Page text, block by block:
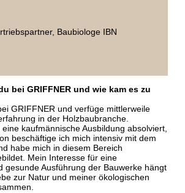
Baubiologe IBN
bei GRIFFNER und wie kam es zu
GRIFFNER und verfüge mittlerweile
in der Holzbaubranche.
kaufmännische Ausbildung absolviert,
beschäftige ich mich intensiv mit dem
habe mich in diesem Bereich
Mein Interesse für eine
gesunde Ausführung der Bauwerke hängt
zur Natur und meiner ökologischen